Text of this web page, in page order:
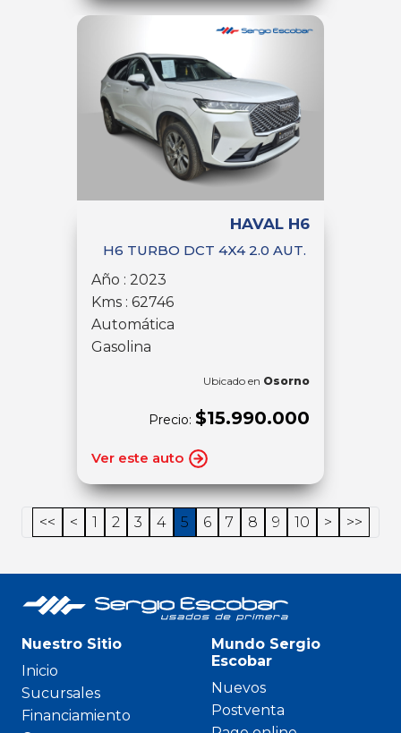
HAVAL H6
H6 TURBO DCT 4X4 2.0 AUT.
Año : 2023
Kms : 62746
Automática
Gasolina
Ubicado en Osorno
Precio: $15.990.000
Ver este auto
<< < 1 2 3 4 5 6 7 8 9 10 > >>
Nuestro Sitio
Inicio
Sucursales
Financiamiento
Mundo Sergio
Escobar
Nuevos
Postventa